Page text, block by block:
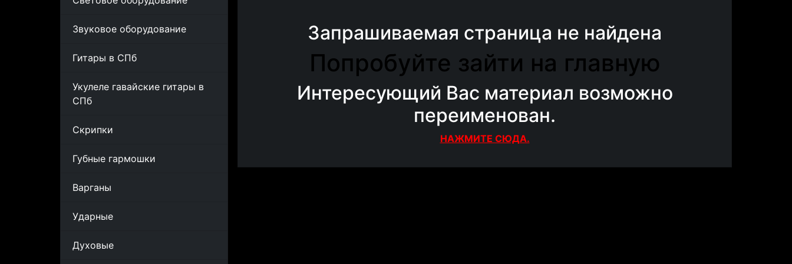
Звуковое оборудование
Гитары в СПб
Укулеле гавайские гитары в
СПб
Скрипки
Губные гармошки
Варганы
Ударные
Духовые
Запрашиваемая страница не найдена
Попробуйте зайти на главную
Интересующий Вас материал возможно
переименован.
НАЖМИТЕ СЮДА.